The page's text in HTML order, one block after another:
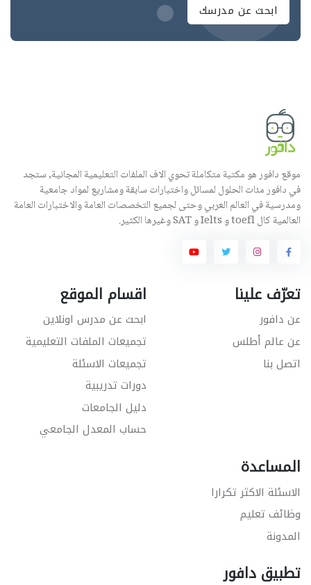
ابحث عن مدرسك
موقع دافور هو مكتبة متكاملة تحوي الاف الملفات التعليمية المجانية, ستجد
في دافور مئات الحلول لمسائل واختبارات سابقة ومشاريع لمواد جامعية
ومدرسية في العالم العربي وحتى لجميع التخصصات العامة والاختبارات العامة
العالمية كال toefl و Ielts و SAT وغيرها الكثير.
تعرّف علينا
عن دافور
عن عالم أطلس
اتصل بنا
اقسام الموقع
ابحث عن مدرس اونلاين
تجميعات الملفات التعليمية
تجميعات الاسئلة
دورات تدريبية
دليل الجامعات
حساب المعدل الجامعي
المساعدة
الاسئلة الاكثر تكرارا
وظائف تعليم
المدونة
تطبيق دافور